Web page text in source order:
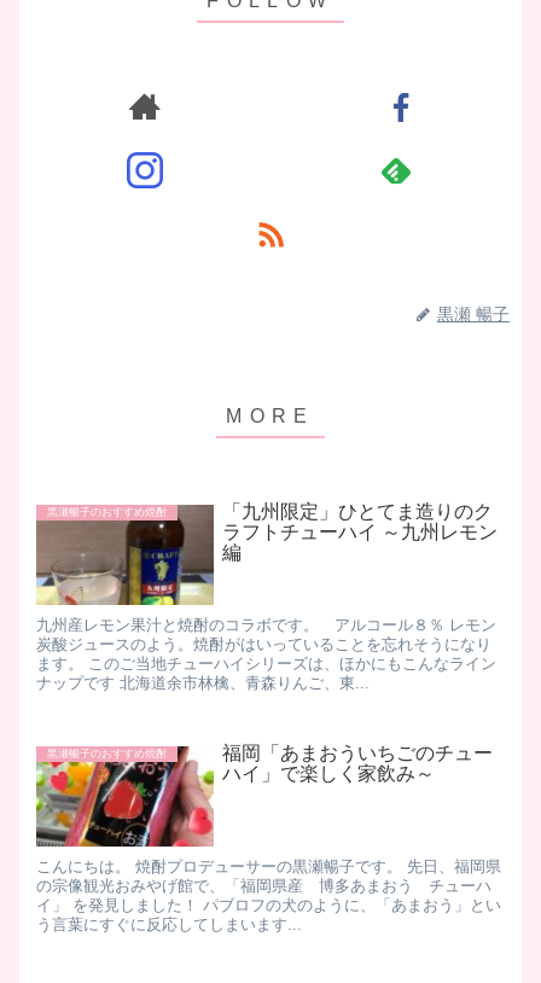
黒瀬 暢子
黒瀬暢子のおすすめ焼酎
「九州限定」ひとてま造りのク
ラフトチューハイ ～九州レモン
編
九州産レモン果汁と焼酎のコラボです。 アルコール８％ レモン
炭酸ジュースのよう。焼酎がはいっていることを忘れそうになり
ます。 このご当地チューハイシリーズは、ほかにもこんなライン
ナップです 北海道余市林檎、青森りんご、東...
黒瀬暢子のおすすめ焼酎
福岡「あまおういちごのチュー
ハイ」で楽しく家飲み～
こんにちは。 焼酎プロデューサーの黒瀬暢子です。 先日、福岡県
の宗像観光おみやげ館で、「福岡県産 博多あまおう チューハ
イ」 を発見しました！ パブロフの犬のように、「あまおう」とい
う言葉にすぐに反応してしまいます...